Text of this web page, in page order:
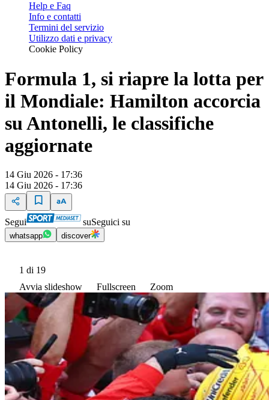
Help e Faq
Info e contatti
Termini del servizio
Utilizzo dati e privacy
Cookie Policy
Formula 1, si riapre la lotta per
il Mondiale: Hamilton accorcia
su Antonelli, le classifiche
aggiornate
14 Giu 2026 - 17:36
14 Giu 2026 - 17:36
Segui suSeguici su
whatsapp discover
1 di 19
Avvia slideshow
Fullscreen Zoom